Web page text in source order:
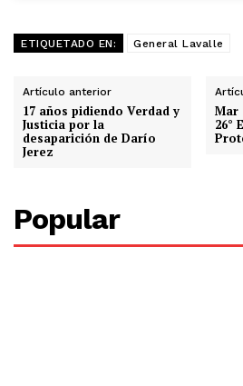
ETIQUETADO EN: General Lavalle
Artículo anterior
17 años pidiendo Verdad y
Justicia por la
desaparición de Darío
Jerez
Mar
26°
Popular